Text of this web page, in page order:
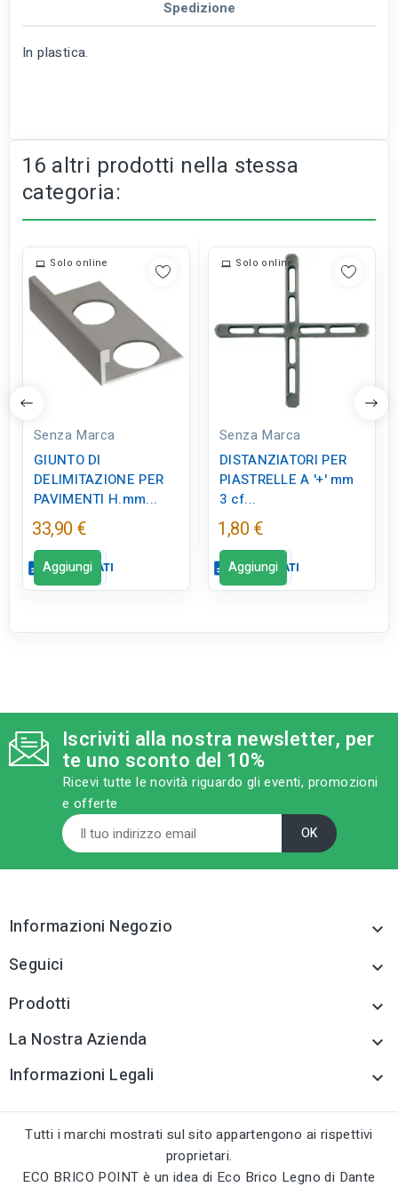
Spedizione
In plastica.
16 altri prodotti nella stessa
categoria:
Solo online
Senza Marca
GIUNTO DI
DELIMITAZIONE PER
PAVIMENTI H.mm...
33,90 €
descriptionSCHEDA DATI
category
MODELLO
H.mm 8
sell
CATEGORIA PRODOTTO
Distanziatori,giunti,pro
fili per pavim.
Disponibile online
Aggiungi
Solo online
Senza Marca
DISTANZIATORI PER
PIASTRELLE A '+' mm
3 cf...
1,80 €
descriptionSCHEDA DATI
category
MODELLO
mm 3 cf 250 pz
Distanziatori,giunti,pro
fili per pavim.
Aggiungi
Iscriviti alla nostra newsletter, per
te uno sconto del 10%
Ricevi tutte le novità riguardo gli eventi, promozioni
e offerte
Informazioni Negozio 
Seguici 
Prodotti 
La Nostra Azienda 
Informazioni Legali 
Tutti i marchi mostrati sul sito appartengono ai rispettivi
proprietari.
ECO BRICO POINT è un idea di Eco Brico Legno di Dante